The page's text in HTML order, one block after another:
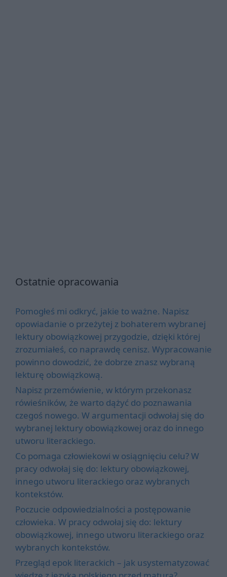
Ostatnie opracowania
Pomogłeś mi odkryć, jakie to ważne. Napisz
opowiadanie o przeżytej z bohaterem wybranej
lektury obowiązkowej przygodzie, dzięki której
zrozumiałeś, co naprawdę cenisz. Wypracowanie
powinno dowodzić, że dobrze znasz wybraną
lekturę obowiązkową.
Napisz przemówienie, w którym przekonasz
rówieśników, że warto dążyć do poznawania
czegoś nowego. W argumentacji odwołaj się do
wybranej lektury obowiązkowej oraz do innego
utworu literackiego.
Co pomaga człowiekowi w osiągnięciu celu? W
pracy odwołaj się do: lektury obowiązkowej,
innego utworu literackiego oraz wybranych
kontekstów.
Poczucie odpowiedzialności a postępowanie
człowieka. W pracy odwołaj się do: lektury
obowiązkowej, innego utworu literackiego oraz
wybranych kontekstów.
Przegląd epok literackich – jak usystematyzować